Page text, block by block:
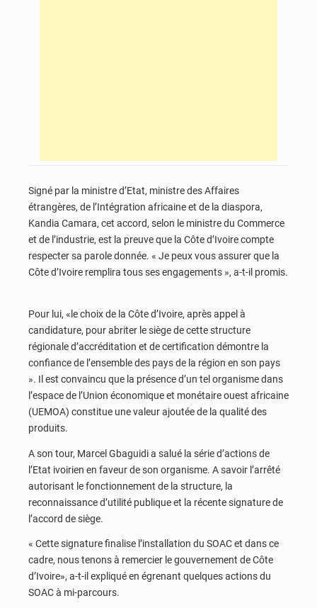
Signé par la ministre d’Etat, ministre des Affaires
étrangères, de l’Intégration africaine et de la diaspora,
Kandia Camara, cet accord, selon le ministre du Commerce
et de l’industrie, est la preuve que la Côte d’Ivoire compte
respecter sa parole donnée. « Je peux vous assurer que la
Côte d’Ivoire remplira tous ses engagements », a-t-il promis.
Pour lui, «le choix de la Côte d’Ivoire, après appel à
candidature, pour abriter le siège de cette structure
régionale d’accréditation et de certification démontre la
confiance de l’ensemble des pays de la région en son pays
». Il est convaincu que la présence d’un tel organisme dans
l’espace de l’Union économique et monétaire ouest africaine
(UEMOA) constitue une valeur ajoutée de la qualité des
produits.
A son tour, Marcel Gbaguidi a salué la série d’actions de
l’Etat ivoirien en faveur de son organisme. A savoir l’arrêté
autorisant le fonctionnement de la structure, la
reconnaissance d’utilité publique et la récente signature de
l’accord de siège.
« Cette signature finalise l’installation du SOAC et dans ce
cadre, nous tenons à remercier le gouvernement de Côte
d’Ivoire», a-t-il expliqué en égrenant quelques actions du
SOAC à mi-parcours.